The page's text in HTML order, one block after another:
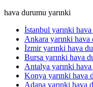
hava durumu yarınki
İstanbul yarınki
Ankara yarınki hava
İzmir yarınki hava
Bursa yarınki hava
Antalya yarınki
Konya yarınki hava
Adana yarınki hava